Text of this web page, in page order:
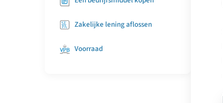
Zakelijke lening aflossen
Voorraad